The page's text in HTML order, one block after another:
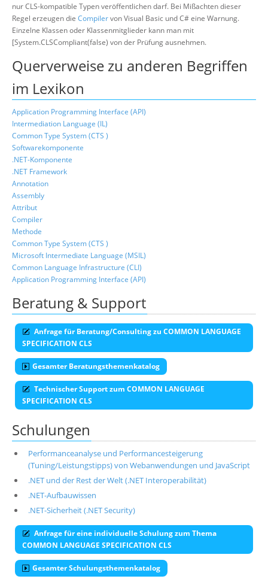
nur CLS-kompatible Typen veröffentlichen darf. Bei Mißachten dieser
Regel erzeugen die Compilervon Visual Basic und C# eine Warnung.
Einzelne Klassen oder Klassenmitglieder kann man mit
[System.CLSCompliant(false) von der Prüfung ausnehmen.
Querverweise zu anderen Begriffen
im Lexikon
Application Programming Interface (API)
Intermediation Language (IL)
Common Type System (CTS )
Softwarekomponente
.NET-Komponente
.NET Framework
Annotation
Assembly
Attribut
Compiler
Methode
Common Type System (CTS )
Microsoft Intermediate Language (MSIL)
Common Language Infrastructure (CLI)
Application Programming Interface (API)
Beratung & Support
Anfrage für Beratung/Consulting zu COMMON LANGUAGE
SPECIFICATION CLS
Gesamter Beratungsthemenkatalog
Technischer Support zum COMMON LANGUAGE
SPECIFICATION CLS
Schulungen
Performanceanalyse und Performancesteigerung
(Tuning/Leistungstipps) von Webanwendungen und JavaScript
.NET und der Rest der Welt (.NET Interoperabilität)
.NET-Aufbauwissen
.NET-Sicherheit (.NET Security)
Anfrage für eine individuelle Schulung zum Thema
COMMON LANGUAGE SPECIFICATION CLS
Gesamter Schulungsthemenkatalog